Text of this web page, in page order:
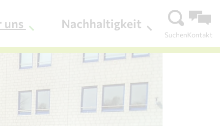
uns Nachhaltigkeit
SuchenKontakt